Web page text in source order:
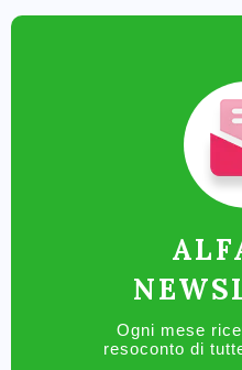
Ogni mese
resoconto di